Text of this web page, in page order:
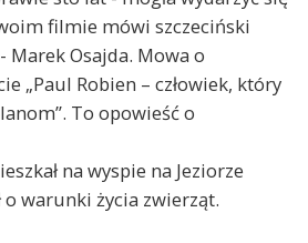
filmie mówi szczeciński
Marek Osajda. Mowa o
„Paul Robien – człowiek, który
To opowieść o
na wyspie na Jeziorze
o warunki życia zwierząt.